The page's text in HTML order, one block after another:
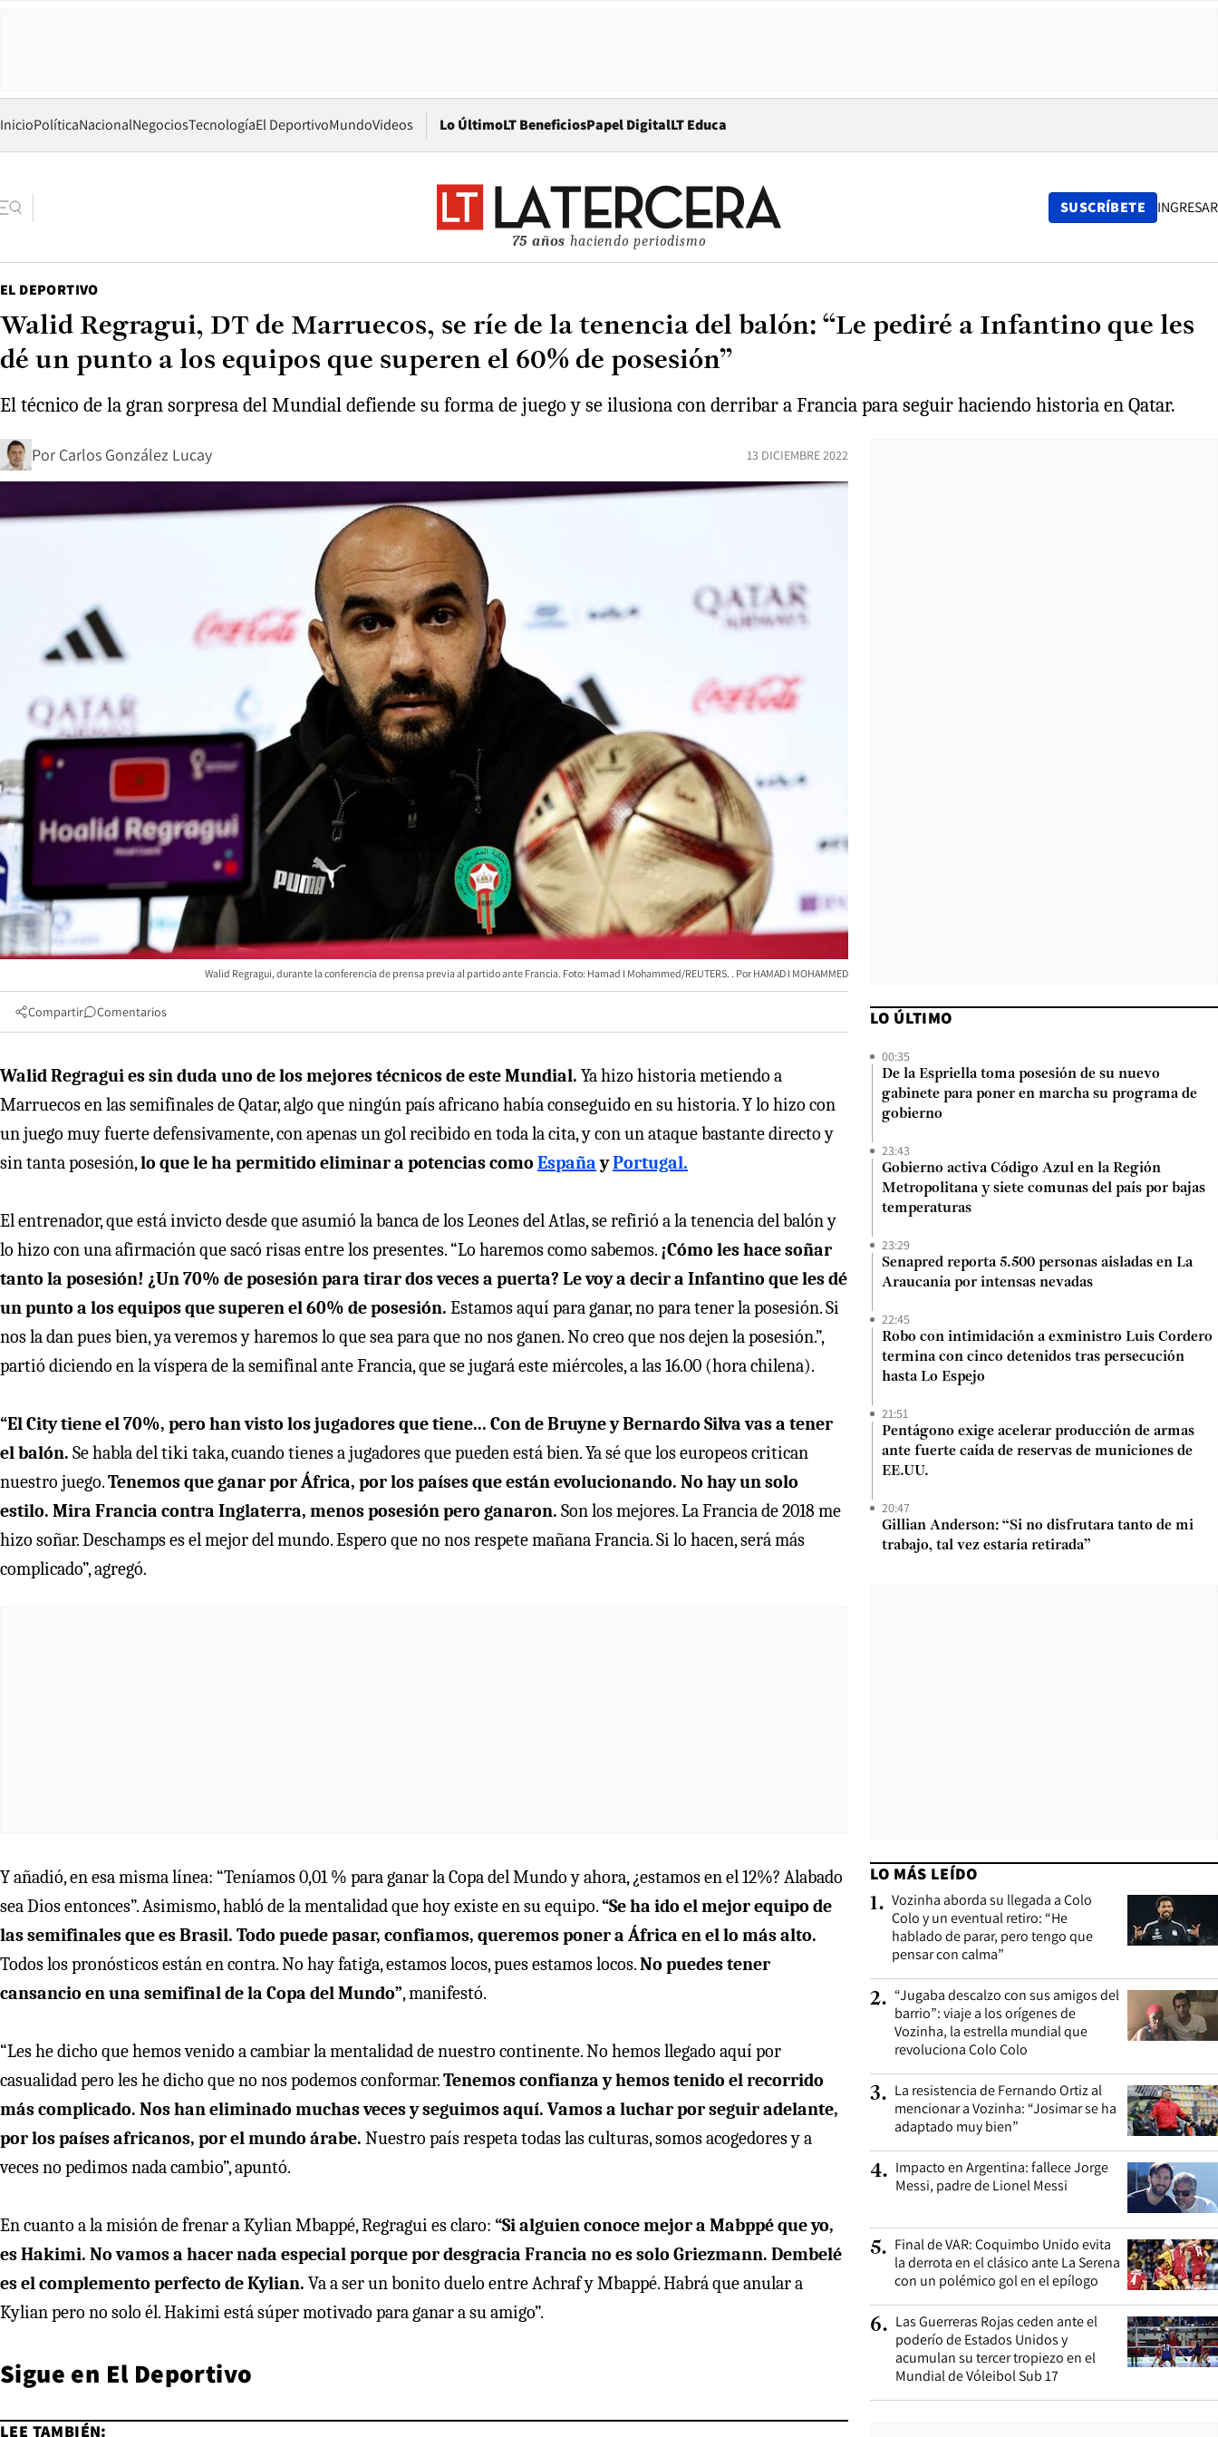
InicioPolíticaNacionalNegociosTecnologíaEl DeportivoMundoVideos Lo ÚltimoLT BeneficiosPapel DigitalOpens in new window
LT Educa
75 años haciendo periodismo
SUSCRÍBETE INGRESAR
EL DEPORTIVO
Walid Regragui, DT de Marruecos, se ríe de la tenencia del balón: “Le pediré a Infantino que les
dé un punto a los equipos que superen el 60% de posesión”
El técnico de la gran sorpresa del Mundial defiende su forma de juego y se ilusiona con derribar a Francia para seguir haciendo historia en Qatar.
Por Carlos González Lucay 13 DICIEMBRE 2022
Walid Regragui, durante la conferencia de prensa previa al partido ante Francia. Foto: Hamad I Mohammed/REUTERS. HAMAD I MOHAMMED
Compartir Comentarios
Walid Regragui es sin duda uno de los mejores técnicos de este Mundial. Ya hizo historia metiendo a
Marruecos en las semifinales de Qatar, algo que ningún país africano había conseguido en su historia. Y lo hizo con
un juego muy fuerte defensivamente, con apenas un gol recibido en toda la cita, y con un ataque bastante directo y
sin tanta posesión,lo que le ha permitido eliminar a potencias como EspañayPortugal.
El entrenador, que está invicto desde que asumió la banca de los Leones del Atlas, se refirió a la tenencia del balón y
lo hizo con una afirmación que sacó risas entre los presentes. “Lo haremos como sabemos. ¡Cómo les hace soñar
tanto la posesión! ¿Un 70% de posesión para tirar dos veces a puerta? Le voy a decir a Infantino que les dé
un punto a los equipos que superen el 60% de posesión. Estamos aquí para ganar, no para tener la posesión. Si
nos la dan pues bien, ya veremos y haremos lo que sea para que no nos ganen. No creo que nos dejen la posesión.”,
partió diciendo en la víspera de la semifinal ante Francia, que se jugará este miércoles, a las 16.00 (hora chilena).
“El City tiene el 70%, pero han visto los jugadores que tiene... Con de Bruyne y Bernardo Silva vas a tener
el balón. Se habla del tiki taka, cuando tienes a jugadores que pueden está bien. Ya sé que los europeos critican
nuestro juego.Tenemos que ganar por África, por los países que están evolucionando. No hay un solo
estilo. Mira Francia contra Inglaterra, menos posesión pero ganaron. Son los mejores. La Francia de 2018 me
hizo soñar. Deschamps es el mejor del mundo. Espero que no nos respete mañana Francia. Si lo hacen, será más
complicado”, agregó.
Y añadió, en esa misma línea: “Teníamos 0,01 % para ganar la Copa del Mundo y ahora, ¿estamos en el 12%? Alabado
sea Dios entonces”. Asimismo, habló de la mentalidad que hoy existe en su equipo.“Se ha ido el mejor equipo de
las semifinales que es Brasil. Todo puede pasar, confiamos, queremos poner a África en el lo más alto.
Todos los pronósticos están en contra. No hay fatiga, estamos locos, pues estamos locos.No puedes tener
cansancio en una semifinal de la Copa del Mundo”, manifestó.
“Les he dicho que hemos venido a cambiar la mentalidad de nuestro continente. No hemos llegado aquí por
casualidad pero les he dicho que no nos podemos conformar.Tenemos confianza y hemos tenido el recorrido
más complicado. Nos han eliminado muchas veces y seguimos aquí. Vamos a luchar por seguir adelante,
por los países africanos, por el mundo árabe. Nuestro país respeta todas las culturas, somos acogedores y a
veces no pedimos nada cambio”, apuntó.
En cuanto a la misión de frenar a Kylian Mbappé, Regragui es claro: “Si alguien conoce mejor a Mabppé que yo,
es Hakimi. No vamos a hacer nada especial porque por desgracia Francia no es solo Griezmann. Dembelé
es el complemento perfecto de Kylian. Va a ser un bonito duelo entre Achraf y Mbappé. Habrá que anular a
Kylian pero no solo él. Hakimi está súper motivado para ganar a su amigo”.
Sigue en El Deportivo
LEE TAMBIÉN:
LO ÚLTIMO
00:35
De la Espriella toma posesión de su nuevo
gabinete para poner en marcha su programa de
gobierno
23:43
Gobierno activa Código Azul en la Región
Metropolitana y siete comunas del país por bajas
temperaturas
23:29
Senapred reporta 5.500 personas aisladas en La
Araucanía por intensas nevadas
22:45
Robo con intimidación a exministro Luis Cordero
termina con cinco detenidos tras persecución
hasta Lo Espejo
21:51
Pentágono exige acelerar producción de armas
ante fuerte caída de reservas de municiones de
EE.UU.
20:47
Gillian Anderson: “Si no disfrutara tanto de mi
trabajo, tal vez estaría retirada”
LO MÁS LEÍDO
1. Vozinha aborda su llegada a Colo
Colo y un eventual retiro: “He
hablado de parar, pero tengo que
pensar con calma”
2. “Jugaba descalzo con sus amigos del
barrio”: viaje a los orígenes de
Vozinha, la estrella mundial que
revoluciona Colo Colo
3. La resistencia de Fernando Ortiz al
mencionar a Vozinha: “Josimar se ha
adaptado muy bien”
4. Impacto en Argentina: fallece Jorge
Messi, padre de Lionel Messi
5. Final de VAR: Coquimbo Unido evita
la derrota en el clásico ante La Serena
con un polémico gol en el epílogo
6. Las Guerreras Rojas ceden ante el
poderío de Estados Unidos y
acumulan su tercer tropiezo en el
Mundial de Vóleibol Sub 17